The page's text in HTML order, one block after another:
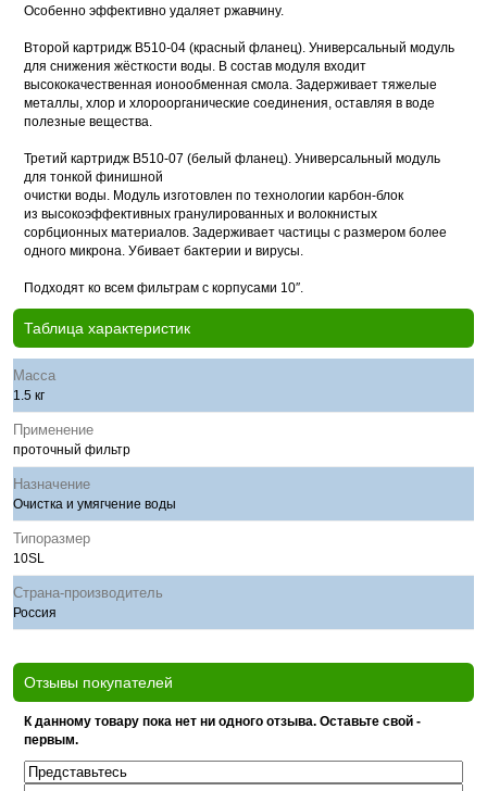
Особенно эффективно удаляет ржавчину.
Второй картридж В510-04 (красный фланец). Универсальный модуль
для снижения жёсткости воды. В состав модуля входит
высококачественная ионообменная смола. Задерживает тяжелые
металлы, хлор и хлороорганические соединения, оставляя в воде
полезные вещества.
Третий картридж В510-07 (белый фланец). Универсальный модуль
для тонкой финишной
очистки воды. Модуль изготовлен по технологии карбон-блок
из высокоэффективных гранулированных и волокнистых
сорбционных материалов. Задерживает частицы с размером более
одного микрона. Убивает бактерии и вирусы.
Подходят ко всем фильтрам с корпусами 10″.
Таблица характеристик
Масса
1.5 кг
Применение
проточный фильтр
Назначение
Очистка и умягчение воды
Типоразмер
10SL
Страна-производитель
Россия
Отзывы покупателей
К данному товару пока нет ни одного отзыва. Оставьте свой -
первым.